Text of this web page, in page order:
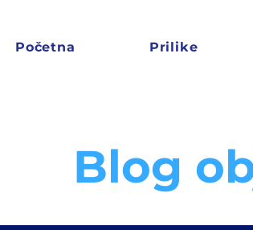
Početna Prilike
Blog